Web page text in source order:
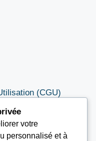
(CGU)
votre
personnalisé et à